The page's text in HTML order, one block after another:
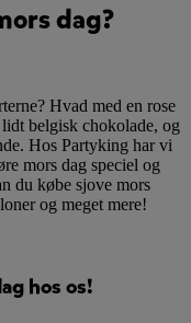
dag?
Hvad med en rose
belgisk chokolade, og
Hos Partyking har vi
mors dag speciel og
du købe sjove mors
og meget mere!
hos os!